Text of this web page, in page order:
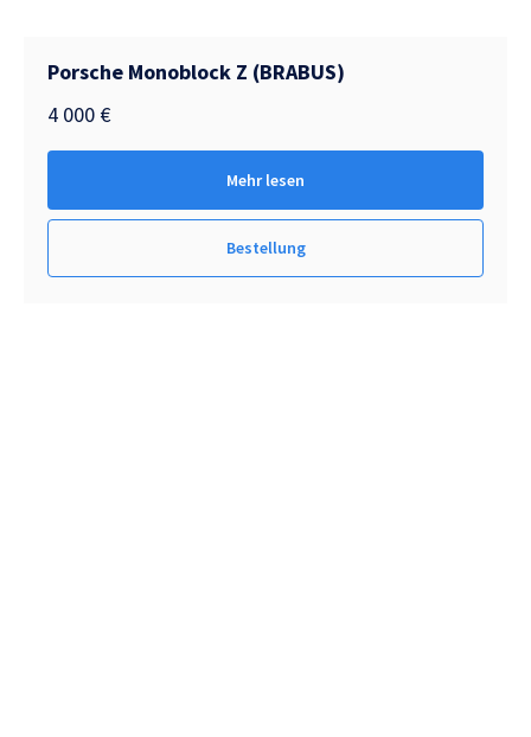
Porsche Monoblock Z (BRABUS)
4 000 €
Mehr lesen
Bestellung